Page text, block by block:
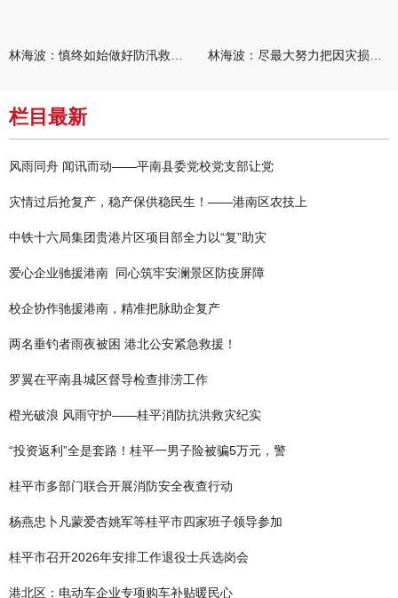
栏目最新
风雨同舟 闻讯而动——平南县委党校党支部让党
灾情过后抢复产，稳产保供稳民生！——港南区农技上
中铁十六局集团贵港片区项目部全力以“复”助灾
爱心企业驰援港南 同心筑牢安澜景区防疫屏障
校企协作驰援港南，精准把脉助企复产
两名垂钓者雨夜被困 港北公安紧急救援！
罗翼在平南县城区督导检查排涝工作
橙光破浪 风雨守护——桂平消防抗洪救灾纪实
“投资返利”全是套路！桂平一男子险被骗5万元，警
桂平市多部门联合开展消防安全夜查行动
杨燕忠卜凡蒙爱杏姚军等桂平市四家班子领导参加
桂平市召开2026年安排工作退役士兵选岗会
港北区：电动车企业专项购车补贴暖民心